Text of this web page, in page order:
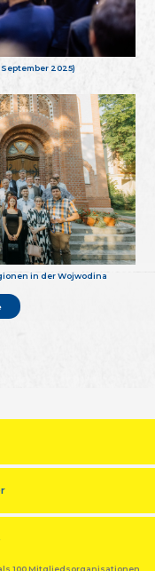
2025)
in der Wojwodina
100 Mitgliedsorganisationen